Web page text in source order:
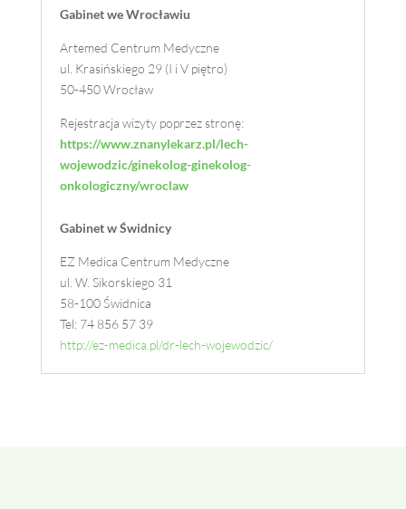
Gabinet we Wrocławiu
Artemed Centrum Medyczne
ul. Krasińskiego 29 (I i V piętro)
50-450 Wrocław
Rejestracja wizyty poprzez stronę:
https://www.znanylekarz.pl/lech-
wojewodzic/ginekolog-ginekolog-
onkologiczny/wroclaw
Gabinet w Świdnicy
EZ Medica Centrum Medyczne
ul. W. Sikorskiego 31
58-100 Świdnica
Tel: 74 856 57 39
http://ez-medica.pl/dr-lech-wojewodzic/